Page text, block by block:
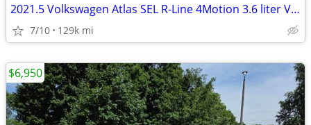
2021.5 Volkswagen Atlas SEL R-Line 4Motion 3.6 liter V-6 AWD
7/10 129k mi
$6,950